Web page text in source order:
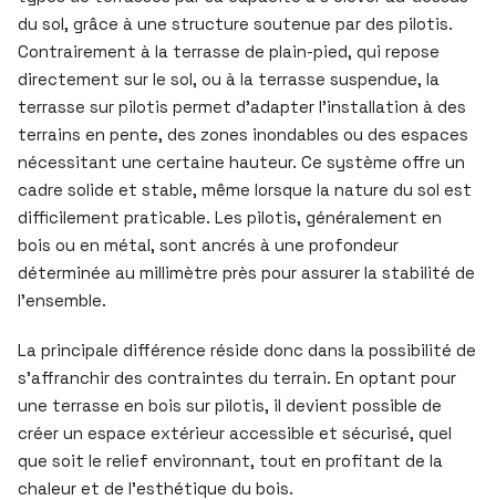
du sol, grâce à une structure soutenue par des pilotis.
Contrairement à la terrasse de plain-pied, qui repose
directement sur le sol, ou à la terrasse suspendue, la
terrasse sur pilotis permet d’adapter l’installation à des
terrains en pente, des zones inondables ou des espaces
nécessitant une certaine hauteur. Ce système offre un
cadre solide et stable, même lorsque la nature du sol est
difficilement praticable. Les pilotis, généralement en
bois ou en métal, sont ancrés à une profondeur
déterminée au millimètre près pour assurer la stabilité de
l’ensemble.
La principale différence réside donc dans la possibilité de
s’affranchir des contraintes du terrain. En optant pour
une terrasse en bois sur pilotis, il devient possible de
créer un espace extérieur accessible et sécurisé, quel
que soit le relief environnant, tout en profitant de la
chaleur et de l’esthétique du bois.